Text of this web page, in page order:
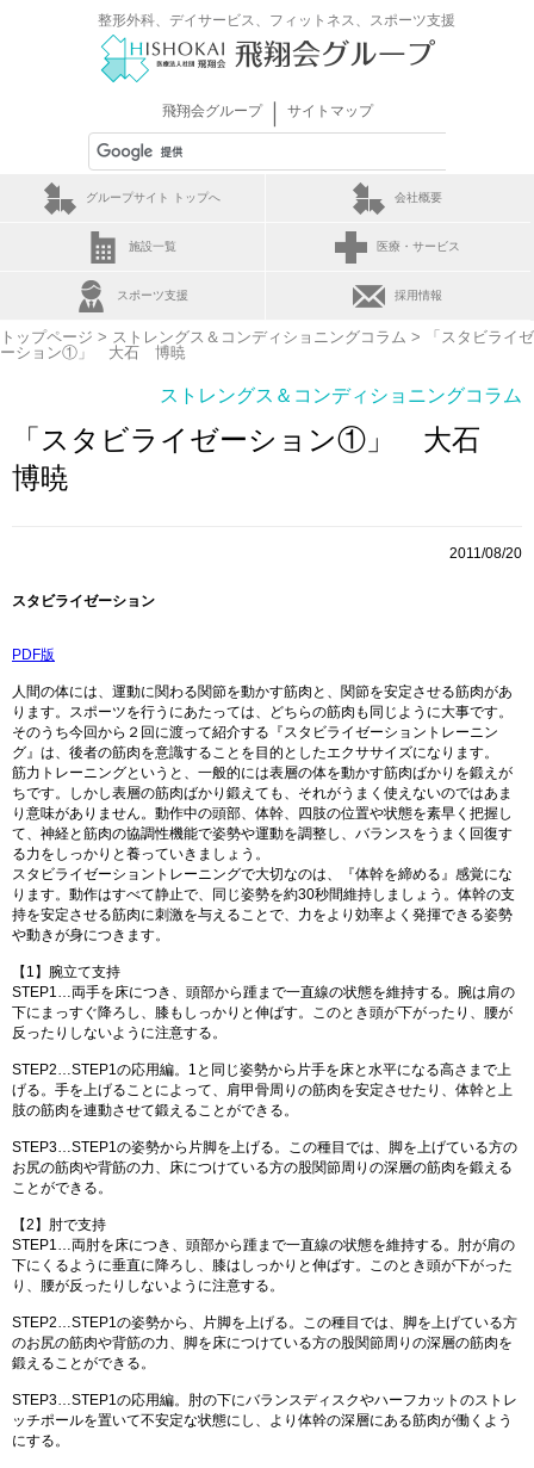
整形外科、デイサービス、フィットネス、スポーツ支援
飛翔会グループ｜ サイトマップ
グループサイト トップへ 会社概要
施設一覧 医療・サービス
スポーツ支援 採用情報
トップページ > ストレングス＆コンディショニングコラム > 「スタビライゼ
ーション①」 大石 博暁
ストレングス＆コンディショニングコラム
「スタビライゼーション①」 大石
博暁
2011/08/20
スタビライゼーション
PDF版
人間の体には、運動に関わる関節を動かす筋肉と、関節を安定させる筋肉があ
ります。スポーツを行うにあたっては、どちらの筋肉も同じように大事です。
そのうち今回から２回に渡って紹介する『スタビライゼーショントレーニン
グ』は、後者の筋肉を意識することを目的としたエクササイズになります。
筋力トレーニングというと、一般的には表層の体を動かす筋肉ばかりを鍛えが
ちです。しかし表層の筋肉ばかり鍛えても、それがうまく使えないのではあま
り意味がありません。動作中の頭部、体幹、四肢の位置や状態を素早く把握し
て、神経と筋肉の協調性機能で姿勢や運動を調整し、バランスをうまく回復す
る力をしっかりと養っていきましょう。
スタビライゼーショントレーニングで大切なのは、『体幹を締める』感覚にな
ります。動作はすべて静止で、同じ姿勢を約30秒間維持しましょう。体幹の支
持を安定させる筋肉に刺激を与えることで、力をより効率よく発揮できる姿勢
や動きが身につきます。
【1】腕立て支持
STEP1…両手を床につき、頭部から踵まで一直線の状態を維持する。腕は肩の
下にまっすぐ降ろし、膝もしっかりと伸ばす。このとき頭が下がったり、腰が
反ったりしないように注意する。
STEP2…STEP1の応用編。1と同じ姿勢から片手を床と水平になる高さまで上
げる。手を上げることによって、肩甲骨周りの筋肉を安定させたり、体幹と上
肢の筋肉を連動させて鍛えることができる。
STEP3…STEP1の姿勢から片脚を上げる。この種目では、脚を上げている方の
お尻の筋肉や背筋の力、床につけている方の股関節周りの深層の筋肉を鍛える
ことができる。
【2】肘で支持
STEP1…両肘を床につき、頭部から踵まで一直線の状態を維持する。肘が肩の
下にくるように垂直に降ろし、膝はしっかりと伸ばす。このとき頭が下がった
り、腰が反ったりしないように注意する。
STEP2…STEP1の姿勢から、片脚を上げる。この種目では、脚を上げている方
のお尻の筋肉や背筋の力、脚を床につけている方の股関節周りの深層の筋肉を
鍛えることができる。
STEP3…STEP1の応用編。肘の下にバランスディスクやハーフカットのストレ
ッチポールを置いて不安定な状態にし、より体幹の深層にある筋肉が働くよう
にする。